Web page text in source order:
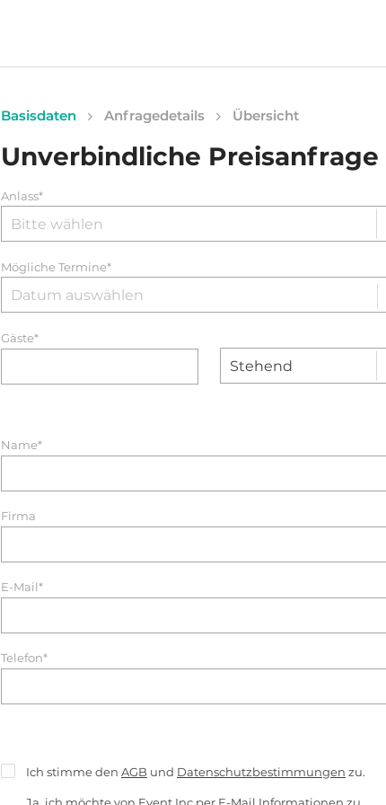
Basisdaten Anfragedetails Übersicht
Unverbindliche Preisanfrage
Anlass*
Mögliche Termine*
Gäste*
Name*
Firma
E-Mail*
Telefon*
Ich stimme den AGB und Datenschutzbestimmungen zu.